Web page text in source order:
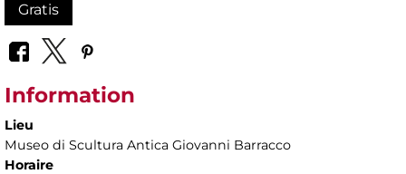
Gratis
Information
Lieu
Museo di Scultura Antica Giovanni Barracco
Horaire